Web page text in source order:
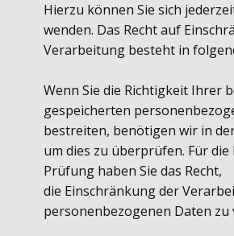
Hierzu können Sie sich
wenden. Das Recht auf
Verarbeitung besteht in
Wenn Sie die Richtigkeit Ihrer
gespeicherten
bestreiten, benötigen wir in
um dies zu überprüfen. Für die
Prüfung haben Sie das Recht,
die Einschränkung der
personenbezogenen Daten zu